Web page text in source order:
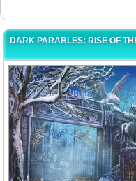
DARK PARABLES: RISE OF